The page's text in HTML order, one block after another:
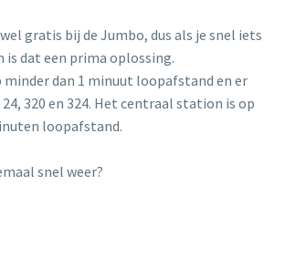
gratis bij de Jumbo, dus als je snel iets
dat een prima oplossing.
minder dan 1 minuut loopafstand en er
320 en 324. Het centraal station is op
loopafstand.
snel weer?